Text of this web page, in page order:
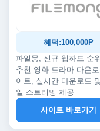
혜택:100,000P
파일몽, 신규 웹하드 순
추천 영화 드라마 다운
이트, 실시간 다운로드
일 스트리밍 제공
사이트 바로가기